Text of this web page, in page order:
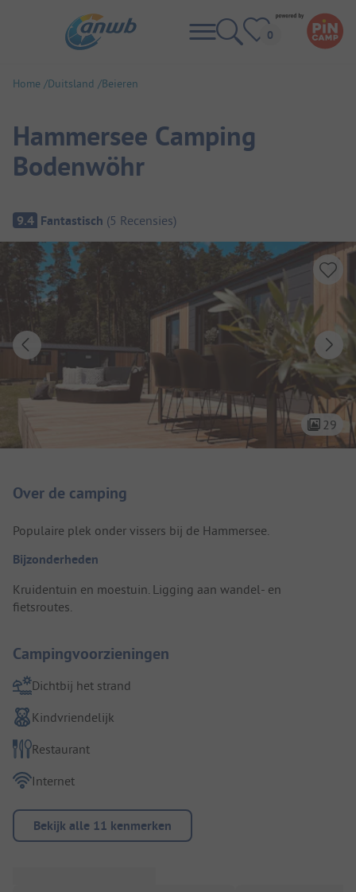
Home Duitsland Beieren
Hammersee Camping
Bodenwöhr
Camping overzicht
9.4 Fantastisch (5 Recensies)
29
Over de camping
Populaire plek onder vissers bij de Hammersee.
Bijzonderheden
Kruidentuin en moestuin. Ligging aan wandel- en
fietsroutes.
Campingvoorzieningen
Dichtbij het strand
Kindvriendelijk
Restaurant
Internet
Bekijk alle 11 kenmerken